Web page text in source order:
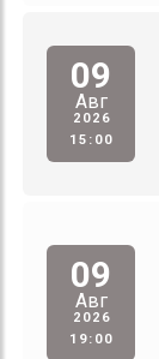
09
Авг
2026
15:00
09
Авг
2026
19:00